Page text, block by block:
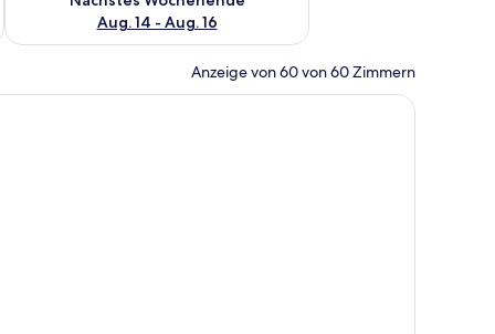
Aug. 14 - Aug. 16
Anzeige von 60 von 60 Zimmern